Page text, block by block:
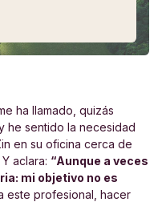
ha llamado, quizás
he sentido la necesidad
en su oficina cerca de
aclara: “Aunque a veces
mi objetivo no es
este profesional, hacer